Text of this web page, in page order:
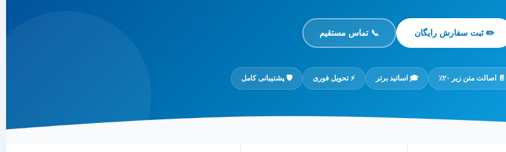
✏️ ثبت سفارش رایگان 📞 تماس مستقیم
📄 اصالت متن زیر ۲۰٪ 🎓 اساتید برتر ⚡ تحویل فوری 🛡️ پشتیبانی کامل